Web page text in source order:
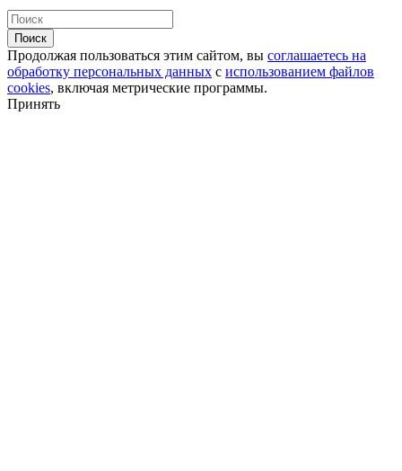
Поиск
Продолжая пользоваться этим сайтом, вы соглашаетесь на
обработку персональных данных с использованием файлов
cookies, включая метрические программы.
Принять